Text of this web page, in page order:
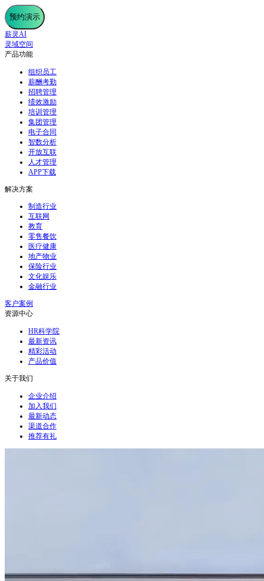
预约演示
薪灵AI
灵域空间
产品功能
组织员工
薪酬考勤
招聘管理
绩效激励
培训管理
集团管理
电子合同
智数分析
开放互联
人才管理
APP下载
解决方案
制造行业
互联网
教育
零售餐饮
医疗健康
地产物业
保险行业
文化娱乐
金融行业
客户案例
资源中心
HR科学院
最新资讯
精彩活动
产品价值
关于我们
企业介绍
加入我们
最新动态
渠道合作
推荐有礼